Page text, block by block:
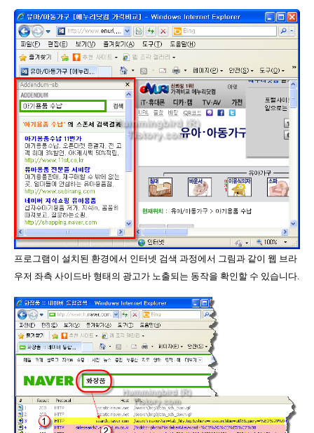
프로그램이 설치된 환경에서 인터넷 검색 과정에서 그림과 같이 웹 브라
우저 좌측 사이드바 형태의 광고가 노출되는 동작을 확인할 수 있습니다.